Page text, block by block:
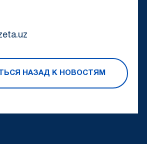
НАЗАД К НОВОСТЯМ